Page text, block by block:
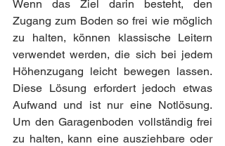
Wenn das Ziel darin besteht, den
Zugang zum Boden so frei wie möglich
zu halten, können klassische Leitern
verwendet werden, die sich bei jedem
Höhenzugang leicht bewegen lassen.
Diese Lösung erfordert jedoch etwas
Aufwand und ist nur eine Notlösung.
Um den Garagenboden vollständig frei
zu halten, kann eine ausziehbare oder